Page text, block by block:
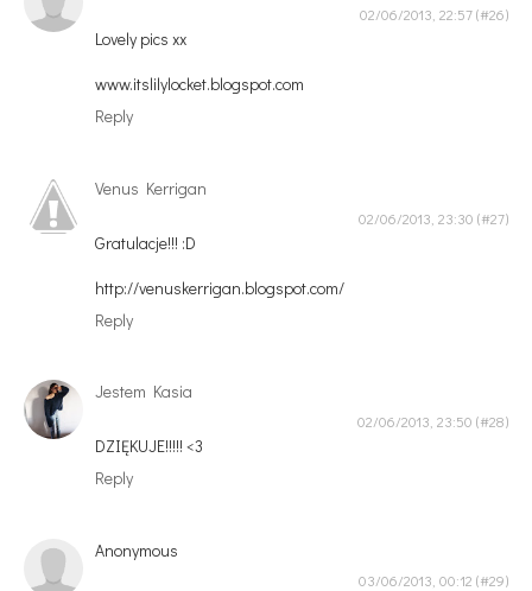
02/06/2013, 22:57
Lovely pics xx
www.itslilylocket.blogspot.com
Reply
Venus Kerrigan
02/06/2013, 23:30
Gratulacje!!! :D
http://venuskerrigan.blogspot.com/
Reply
Jestem Kasia
02/06/2013, 23:50
DZIĘKUJE!!!!! <3
Reply
Anonymous
03/06/2013, 00:12